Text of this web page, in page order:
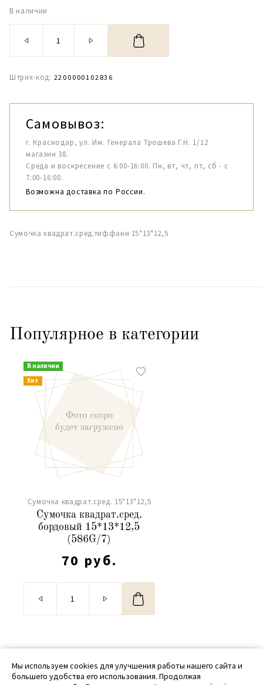
В наличии
Штрих-код: 2200000102836
Самовывоз:
г. Краснодар, ул. Им. Генерала Трошева Г.Н. 1/12
магазин 38.
Среда и воскресение с 6:00-16:00. Пн, вт, чт, пт, сб - с
7:00-16:00.
Возможна доставка по России.
Сумочка квадрат.сред.тиффани 15*13*12,5
Популярное в категории
В наличии
Хит
Сумочка квадрат.сред. 15*13*12,5
Сумочка квадрат.сред.
бордовый 15*13*12,5
(586G/7)
70 руб.
© 2020 - 2026 SamPack
Мы используем cookies для улучшения работы нашего сайта и
большего удобства его использования. Продолжая